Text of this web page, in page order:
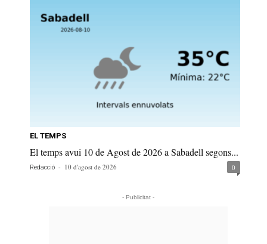
EL TEMPS
El temps avui 10 de Agost de 2026 a Sabadell segons...
Redacció - 10 d'agost de 2026 0
- Publicitat -